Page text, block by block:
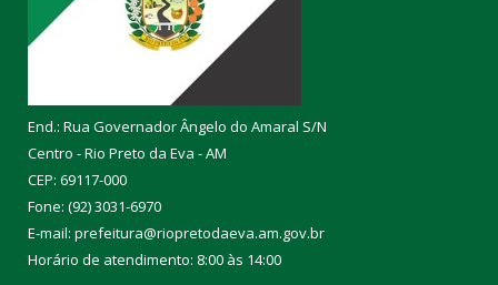
End.: Rua Governador Ângelo do Amaral S/N
Centro - Rio Preto da Eva - AM
CEP: 69117-000
Fone: (92) 3031-6970
E-mail: prefeitura@riopretodaeva.am.gov.br
Horário de atendimento: 8:00 às 14:00